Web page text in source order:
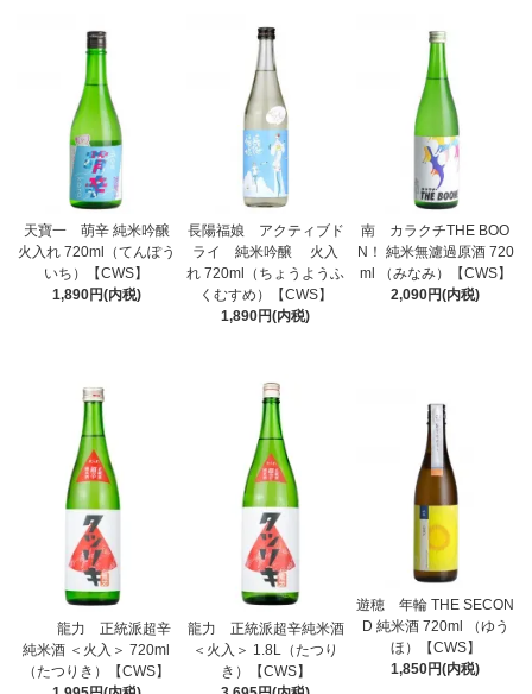
天寶一 萌辛 純米吟醸
火入れ 720ml（てんぽう
いち）【CWS】
1,890円(内税)
長陽福娘 アクティブド
ライ 純米吟醸 火入
れ 720ml（ちょうようふ
くむすめ）【CWS】
1,890円(内税)
南 カラクチTHE BOO
N！ 純米無濾過原酒 720
ml （みなみ）【CWS】
2,090円(内税)
龍力 正統派超辛
純米酒 ＜火入＞ 720ml
（たつりき）【CWS】
龍力 正統派超辛純米酒
＜火入＞ 1.8L（たつり
き）【CWS】
遊穂 年輪 THE SECON
D 純米酒 720ml （ゆう
ほ）【CWS】
1,850円(内税)